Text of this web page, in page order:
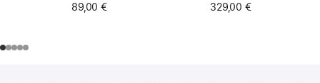
89,00 €
329,00 €